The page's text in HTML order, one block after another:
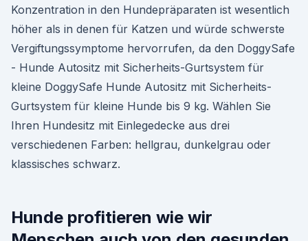
Konzentration in den Hundepräparaten ist wesentlich
höher als in denen für Katzen und würde schwerste
Vergiftungssymptome hervorrufen, da den DoggySafe
- Hunde Autositz mit Sicherheits-Gurtsystem für
kleine DoggySafe Hunde Autositz mit Sicherheits-
Gurtsystem für kleine Hunde bis 9 kg. Wählen Sie
Ihren Hundesitz mit Einlegedecke aus drei
verschiedenen Farben: hellgrau, dunkelgrau oder
klassisches schwarz.
Hunde profitieren wie wir